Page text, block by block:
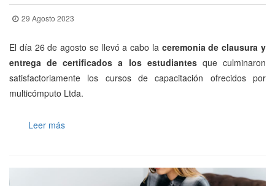
29 Agosto 2023
El día 26 de agosto se llevó a cabo la ceremonia de clausura y
entrega de certificados a los estudiantesque culminaron
satisfactoriamente los cursos de capacitación ofrecidos por
multicómputo Ltda.
Leer más